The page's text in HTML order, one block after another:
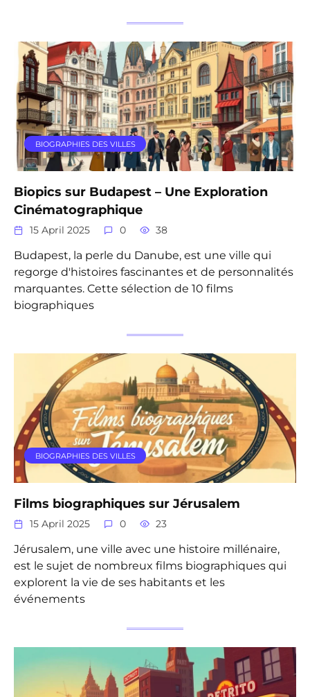
BIOGRAPHIES DES VILLES
Biopics sur Budapest – Une Exploration
Cinématographique
15 April 2025 0 38
Budapest, la perle du Danube, est une ville qui
regorge d'histoires fascinantes et de personnalités
marquantes. Cette sélection de 10 films
biographiques
BIOGRAPHIES DES VILLES
Films biographiques sur Jérusalem
15 April 2025 0 23
Jérusalem, une ville avec une histoire millénaire,
est le sujet de nombreux films biographiques qui
explorent la vie de ses habitants et les
événements